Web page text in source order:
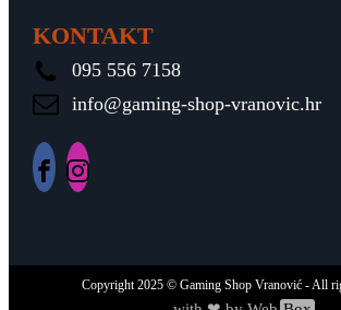
KONTAKT
095 556 7158
info@gaming-shop-vranovic.hr
Copyright2025© Gaming Shop Vranović - All